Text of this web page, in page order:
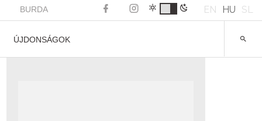
BURDA EN HU SL
ÚJDONSÁGOK